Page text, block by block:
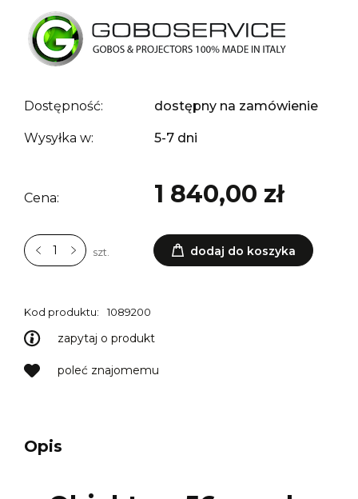
Dostępność: dostępny na zamówienie
Wysyłka w: 5-7 dni
Cena: 1 840,00 zł
szt. dodaj do koszyka
Kod produktu: 1089200
zapytaj o produkt
poleć znajomemu
Opis